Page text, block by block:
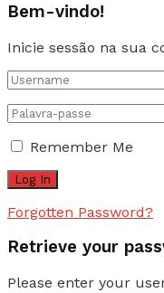
Bem-vindo!
Inicie sessão na sua
Remember Me
Forgotten Password?
Retrieve your
Please enter your